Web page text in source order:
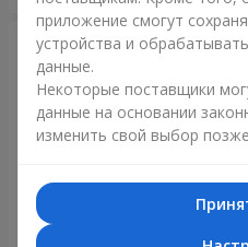
приложение смогут
устройства и
данные.
Некоторые поставщики
данные на основании
изменить свой выбор